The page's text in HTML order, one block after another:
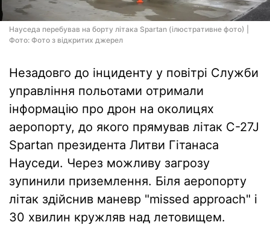
Науседа перебував на борту літака Spartan (ілюстративне фото) |
Фото: Фото з відкритих джерел
Незадовго до інциденту у повітрі Служби
управління польотами отримали
інформацію про дрон на околицях
аеропорту, до якого прямував літак C-27J
Spartan президента Литви Гітанаса
Науседи. Через можливу загрозу
зупинили приземлення. Біля аеропорту
літак здійснив маневр "missed approach" і
30 хвилин кружляв над летовищем.